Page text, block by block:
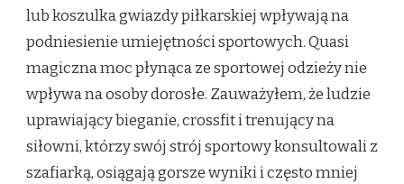
POZWALA
BYĆ
LEPSZYM
ATLETĄ?
lub koszulka gwiazdy piłkarskiej wpływają na
podniesienie umiejętności sportowych. Quasi
magiczna moc płynąca ze sportowej odzieży nie
wpływa na osoby dorosłe. Zauważyłem, że ludzie
uprawiający bieganie, crossfit i trenujący na
siłowni, którzy swój strój sportowy konsultowali z
szafiarką, osiągają gorsze wyniki i często mniej